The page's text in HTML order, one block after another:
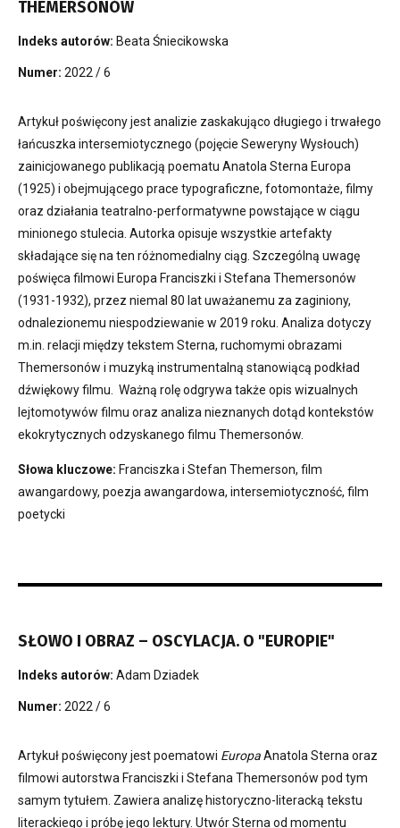
THEMERSONÓW
Indeks autorów: Beata Śniecikowska
Numer: 2022 / 6
Artykuł poświęcony jest analizie zaskakująco długiego i trwałego
łańcuszka intersemiotycznego (pojęcie Seweryny Wysłouch)
zainicjowanego publikacją poematu Anatola Sterna Europa
(1925) i obejmującego prace typograficzne, fotomontaże, filmy
oraz działania teatralno-performatywne powstające w ciągu
minionego stulecia. Autorka opisuje wszystkie artefakty
składające się na ten różnomedialny ciąg. Szczególną uwagę
poświęca filmowi Europa Franciszki i Stefana Themersonów
(1931-1932), przez niemal 80 lat uważanemu za zaginiony,
odnalezionemu niespodziewanie w 2019 roku. Analiza dotyczy
m.in. relacji między tekstem Sterna, ruchomymi obrazami
Themersonów i muzyką instrumentalną stanowiącą podkład
dźwiękowy filmu. Ważną rolę odgrywa także opis wizualnych
lejtomotywów filmu oraz analiza nieznanych dotąd kontekstów
ekokrytycznych odzyskanego filmu Themersonów.
Słowa kluczowe: Franciszka i Stefan Themerson, film
awangardowy, poezja awangardowa, intersemiotyczność, film
poetycki
SŁOWO I OBRAZ – OSCYLACJA. O "EUROPIE"
Indeks autorów: Adam Dziadek
Numer: 2022 / 6
Artykuł poświęcony jest poematowi EuropaAnatola Sterna oraz
filmowi autorstwa Franciszki i Stefana Themersonów pod tym
samym tytułem. Zawiera analizę historyczno-literacką tekstu
literackiego i próbę jego lektury. Utwór Sterna od momentu